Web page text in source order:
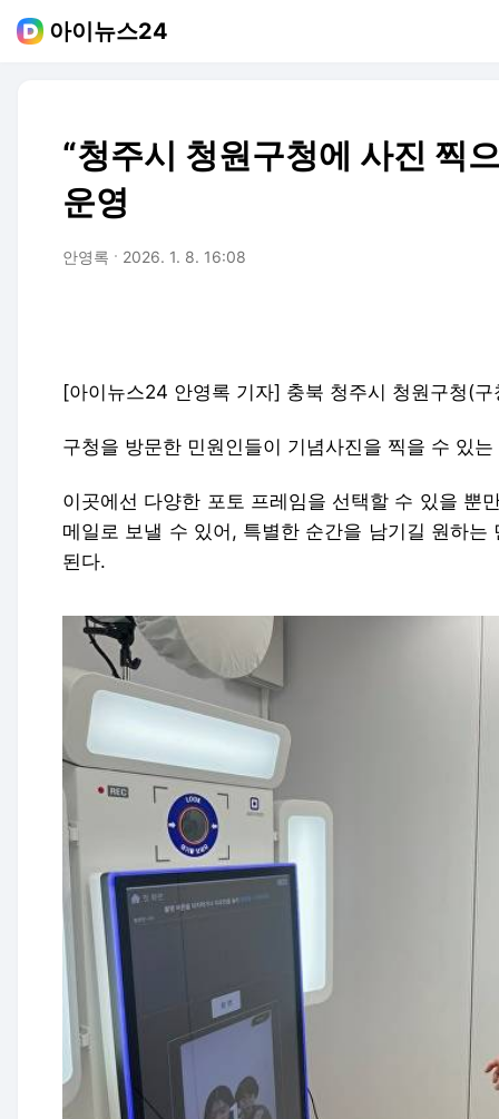
아이뉴스24
“청주시 청원구청에 사진 찍
운영
안영록 2026. 1. 8. 16:08
[아이뉴스24 안영록 기자] 충북 청주시 청원구청(
구청을 방문한 민원인들이 기념사진을 찍을 수 있는
이곳에선 다양한 포토 프레임을 선택할 수 있을 뿐
메일로 보낼 수 있어, 특별한 순간을 남기길 원하
된다.